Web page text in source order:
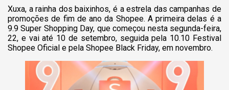
Xuxa, a rainha dos baixinhos, é a estrela das campanhas de
promoções de fim de ano da Shopee. A primeira delas é a
9.9 Super Shopping Day, que começou nesta segunda-feira,
22, e vai até 10 de setembro, seguida pela 10.10 Festival
Shopee Oficial e pela Shopee Black Friday, em novembro.